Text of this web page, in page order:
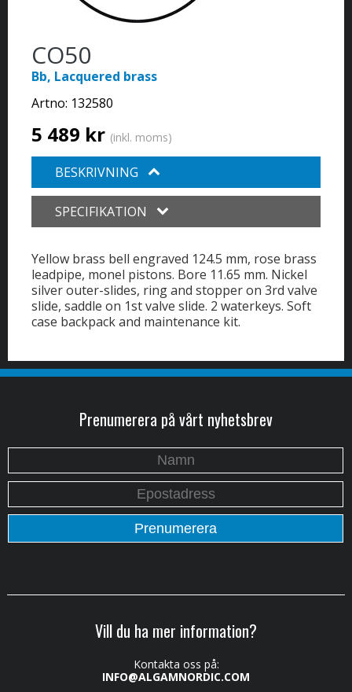
CO50
Bb, Lacquered brass
Artno: 132580
5 489 kr (inkl. moms)
BESKRIVNING
SPECIFIKATION
Yellow brass bell engraved 124.5 mm, rose brass
leadpipe, monel pistons. Bore 11.65 mm. Nickel
silver outer-slides, ring and stopper on 3rd valve
slide, saddle on 1st valve slide. 2 waterkeys. Soft
case backpack and maintenance kit.
Prenumerera på vårt nyhetsbrev
Vill du ha mer information?
Kontakta oss på:
INFO@ALGAMNORDIC.COM